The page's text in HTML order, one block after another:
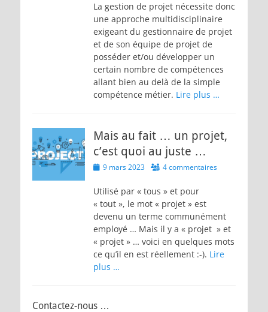
La gestion de projet nécessite donc
une approche multidisciplinaire
exigeant du gestionnaire de projet
et de son équipe de projet de
posséder et/ou développer un
certain nombre de compétences
allant bien au delà de la simple
compétence métier. Lire plus …
Mais au fait … un projet,
c’est quoi au juste …
Posted
9 mars 2023 4 commentaires
Utilisé par « tous » et pour
« tout », le mot « projet » est
devenu un terme communément
employé … Mais il y a « projet » et
« projet » … voici en quelques mots
ce qu’il en est réellement :-). Lire
plus …
Contactez-nous …